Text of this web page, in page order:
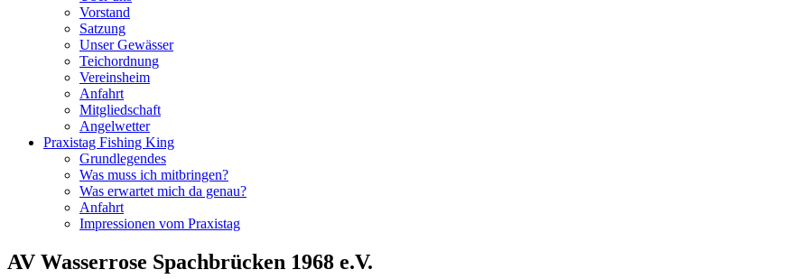
Vorstand
Satzung
Unser Gewässer
Teichordnung
Vereinsheim
Anfahrt
Mitgliedschaft
Angelwetter
Praxistag Fishing King
Grundlegendes
Was muss ich mitbringen?
Was erwartet mich da genau?
Anfahrt
Impressionen vom Praxistag
AV Wasserrose Spachbrücken 1968 e.V.